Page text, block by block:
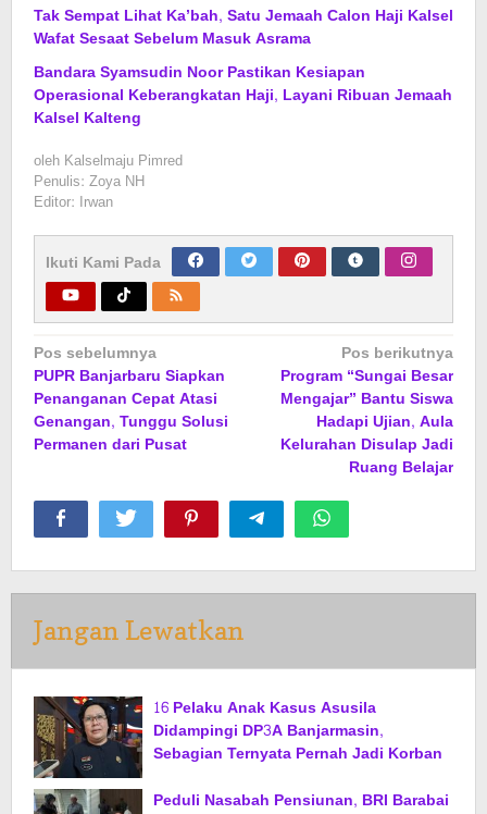
Tak Sempat Lihat Ka’bah, Satu Jemaah Calon Haji Kalsel
Wafat Sesaat Sebelum Masuk Asrama
Bandara Syamsudin Noor Pastikan Kesiapan
Operasional Keberangkatan Haji, Layani Ribuan Jemaah
Kalsel Kalteng
oleh Kalselmaju Pimred
Penulis: Zoya NH
Editor: Irwan
Ikuti Kami Pada
Navigasi
pos
Pos sebelumnya
PUPR Banjarbaru Siapkan
Penanganan Cepat Atasi
Genangan, Tunggu Solusi
Permanen dari Pusat
Pos berikutnya
Program “Sungai Besar
Mengajar” Bantu Siswa
Hadapi Ujian, Aula
Kelurahan Disulap Jadi
Ruang Belajar
Jangan Lewatkan
16 Pelaku Anak Kasus Asusila
Didampingi DP3A Banjarmasin,
Sebagian Ternyata Pernah Jadi Korban
Peduli Nasabah Pensiunan, BRI Barabai